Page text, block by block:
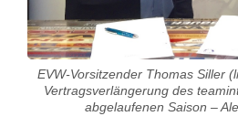
d
eEVW-Vorsitzender Thomas Siller
Vertragsverlängerung des
abgelaufenen Saison –